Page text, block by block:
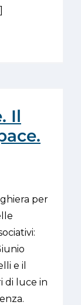
Il
per
e il
di luce in